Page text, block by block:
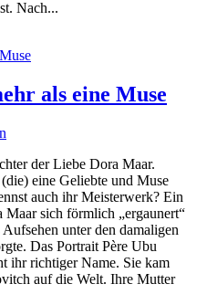
Nach...
als eine Muse
der Liebe Dora Maar.
eine Geliebte und Muse
auch ihr Meisterwerk? Ein
sich förmlich „ergaunert“
unter den damaligen
Das Portrait Père Ubu
ihr richtiger Name. Sie kam
auf die Welt. Ihre Mutter